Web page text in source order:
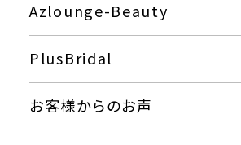
Azlounge-Beauty
PlusBridal
お客様からのお声